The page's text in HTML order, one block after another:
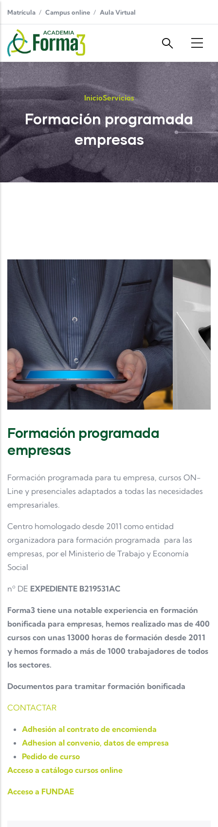
Matrícula Campus online Aula Virtual
InicioServicios
Formación programada
empresas
Formación programada
empresas
Formación programada para tu empresa, cursos ON-
Line y presenciales adaptados a todas las necesidades
empresariales.
Centro homologado desde 2011 como entidad
organizadora para formación programada para las
empresas, por el Ministerio de Trabajo y Economía
Social
nº DE EXPEDIENTE B219531AC
Forma3 tiene una notable experiencia en formación
bonificada para empresas, hemos realizado mas de 400
cursos con unas 13000 horas de formación desde 2011
y hemos formado a más de 1000 trabajadores de todos
los sectores.
Documentos para tramitar formación bonificada
CONTACTAR
Adhesión al contrato de encomienda
Adhesion al convenio, datos de empresa
Pedido de curso
Acceso a catálogo cursos online
Acceso a FUNDAE